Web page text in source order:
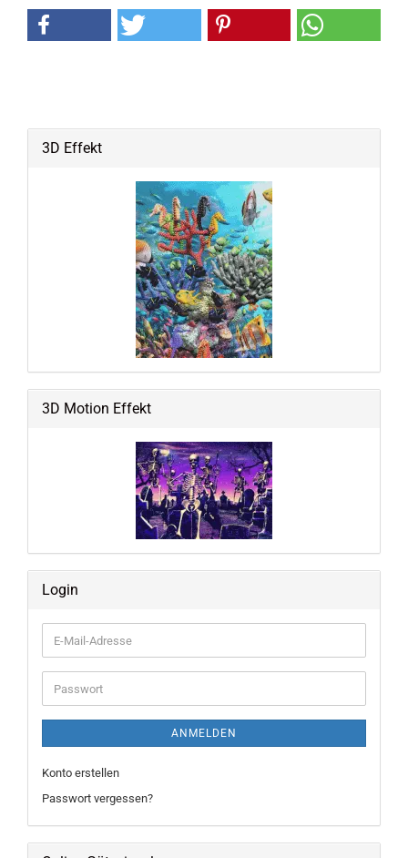
3D Effekt
3D Motion Effekt
Login
E-
Mail-
Adresse
Passwort
ANMELDEN
Konto erstellen
Passwort vergessen?